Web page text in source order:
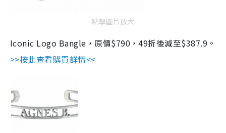
點擊圖片放大
Iconic Logo Bangle，原價$790，49折後減至$387.9。
>>按此查看購買詳情<<